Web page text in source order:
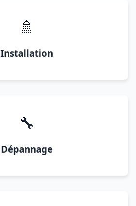
🚿
Installation
🔧
Dépannage